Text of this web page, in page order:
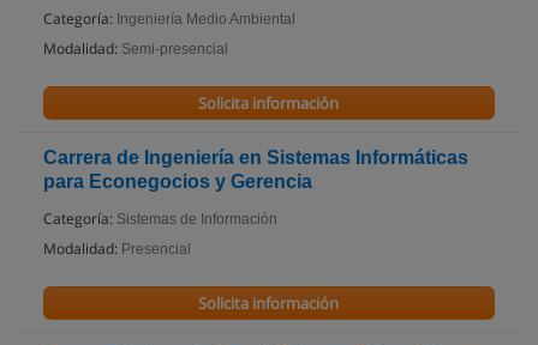
Categoría: Ingeniería Medio Ambiental
Modalidad: Semi-presencial
Solicita información
Carrera de Ingeniería en Sistemas Informáticas
para Econegocios y Gerencia
Categoría: Sistemas de Información
Modalidad: Presencial
Solicita información